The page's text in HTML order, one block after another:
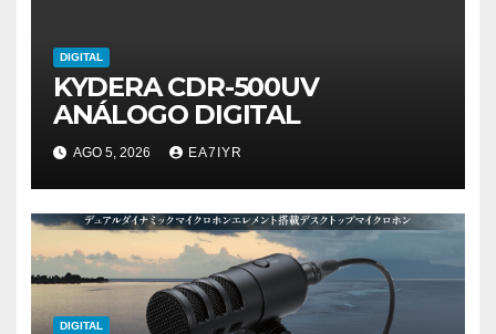
DIGITAL
KYDERA CDR-500UV
ANÁLOGO DIGITAL
AGO 5, 2026 EA7IYR
DIGITAL